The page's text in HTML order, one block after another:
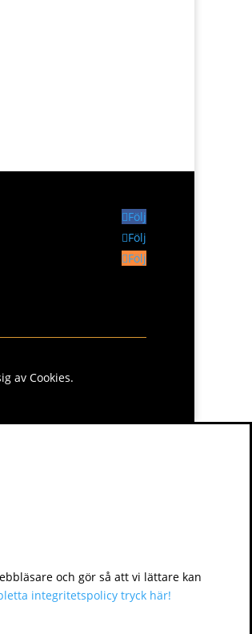
Följ
Följ
Följ
av Cookies.
och gör så att vi lättare kan
integritetspolicy tryck här!